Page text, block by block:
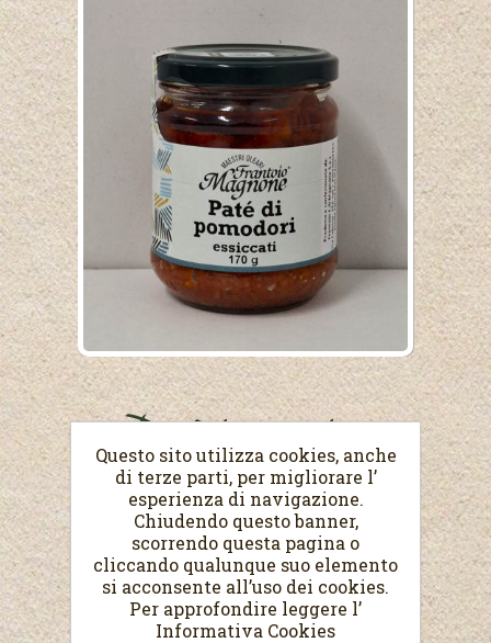
Patè di pomodori
Peso netto 170 g
€4,50
(Prezzo al Kg. €26,47)
Questo sito utilizza cookies, anche
di terze parti, per migliorare l’
esperienza di navigazione.
Chiudendo questo banner,
scorrendo questa pagina o
cliccando qualunque suo elemento
si acconsente all’uso dei cookies.
Per approfondire leggere l’
Informativa Cookies